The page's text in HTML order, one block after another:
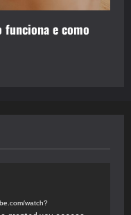
funciona e como
watch?